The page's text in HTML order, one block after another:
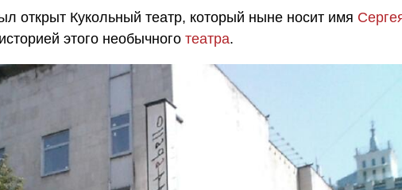
открыт Кукольный театр, который ныне носит имя
этого необычного театра.